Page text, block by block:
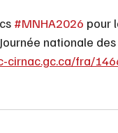
#MNHA2026 pour
nationale
cirnac.gc.ca/fra/